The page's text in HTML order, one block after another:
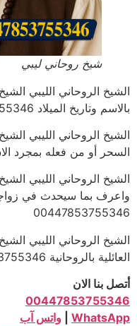
شيخ روحاني ليبي
الشيخ الروحاني الليبي
بالاسم وتاريخ الميلاد 00447853755346
الشيخ الروحاني الليبي
السحر أو من فعله بمجرد الاسم
الشيخ الروحاني الليبي
واعرف بما سيحدث في
00447853755346
الشيخ الروحاني الليبي
العائلية بالروحانية 00447853755346
أتصل بنا الان
00447853755346
WhatsApp
واتس آب